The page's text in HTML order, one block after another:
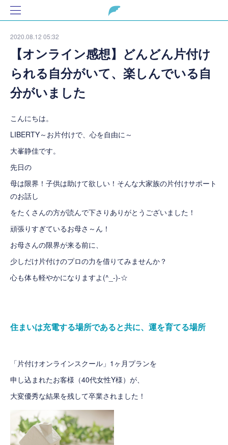
2020.08.12 05:32
【オンライン感想】どんどん片付け
られる自分がいて、楽しんでいる自
分がいました
こんにちは。
LIBERTY～お片付けで、心を自由に～
大峯静佳です。
先日の
母は限界！子供は助けて欲しい！そんな大家族の片付けサポート
のお話し
をたくさんの方が読んで下さりありがとうございました！
頑張りすぎているお母さ～ん！
お母さんの限界が来る前に、
少しだけ片付けのプロの力を借りてみませんか？
心も体も軽やかになりますよ(^_-)-☆
住まいは充電する場所であると共に、運を育てる場所
「片付けオンラインスクール」1ヶ月プランを
申し込まれたお客様（40代女性Y様）が、
大変優秀な結果を残して卒業されました！